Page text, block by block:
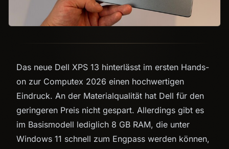
Das neue Dell XPS 13 hinterlässt im ersten Hands-
on zur Computex 2026 einen hochwertigen
Eindruck. An der Materialqualität hat Dell für den
geringeren Preis nicht gespart. Allerdings gibt es
im Basismodell lediglich 8 GB RAM, die unter
Windows 11 schnell zum Engpass werden können,